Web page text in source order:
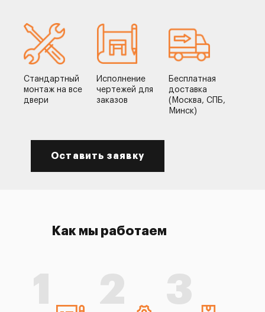
Стандартный
монтаж на все
двери
Исполнение
чертежей для
заказов
Бесплатная
доставка
(Москва, СПБ,
Минск)
Оставить заявку
Как мы работаем
1 2 3